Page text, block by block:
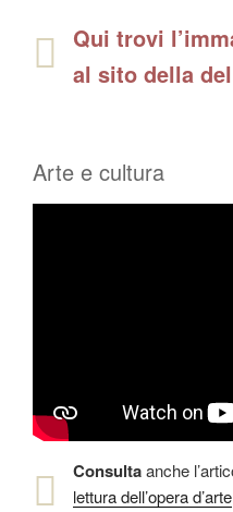
Qui trovi
al sito della del
Arte e cultura
Consultaanche
lettura dell’opera d’arte